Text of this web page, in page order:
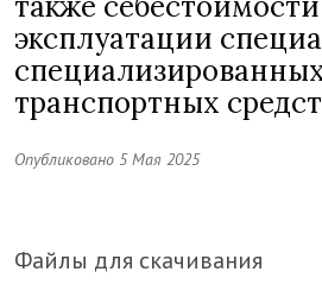
эксплуатации
транспортных
Опубликовано 5 Мая 2025
Файлы для скачивания